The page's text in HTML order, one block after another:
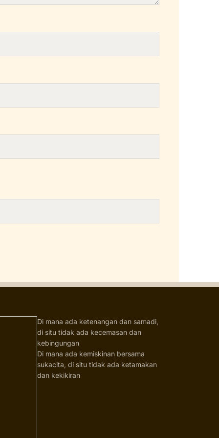
Di mana ada ketenangan dan samadi,
di situ tidak ada kecemasan dan
kebingungan
Di mana ada kemiskinan bersama
sukacita, di situ tidak ada ketamakan
dan kekikiran